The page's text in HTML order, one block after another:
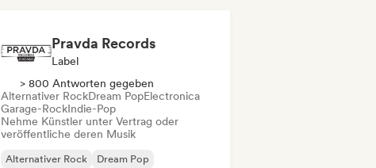
Pravda Records
Label
> 800 Antworten gegeben
Alternativer RockDream PopElectronica
Garage-RockIndie-Pop
Nehme Künstler unter Vertrag oder
veröffentliche deren Musik
Alternativer Rock
Dream Pop